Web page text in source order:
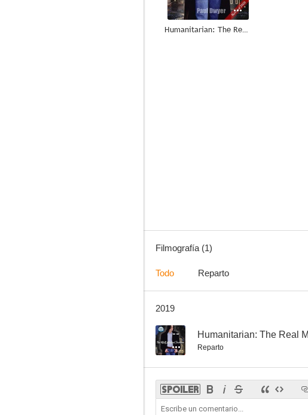
Humanitarian: The Real Michael Jackson
Filmografía (1)
Todo Reparto
2019
-- Humanitarian: The Real
Reparto